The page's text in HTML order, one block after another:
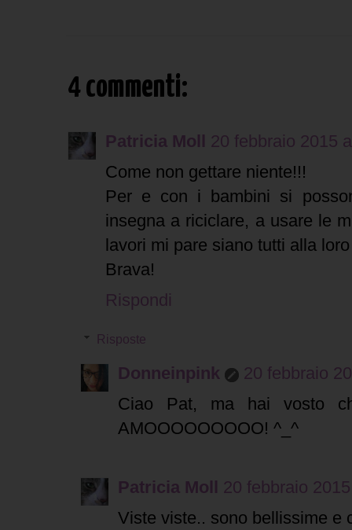
4 commenti:
Patricia Moll 20 febbraio 2015
Come non gettare niente!!!
Per e con i bambini si
insegna a riciclare, a usare le
lavori mi pare siano tutti alla
Brava!
Rispondi
Risposte
Donneinpink
20 febbraio
Ciao Pat, ma hai vosto
AMOOOOOOOOO! ^_^
Patricia Moll 20 febbraio
Viste viste.. sono bellissime e